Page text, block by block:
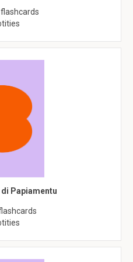
flashcards
Papiamentu